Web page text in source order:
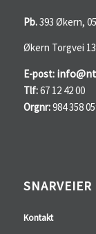
Pb.393 Økern,
Økern Torgvei
E-post:
Tlf:67 12 42 00
Orgnr:984 358
SNARVEIER
Kontakt